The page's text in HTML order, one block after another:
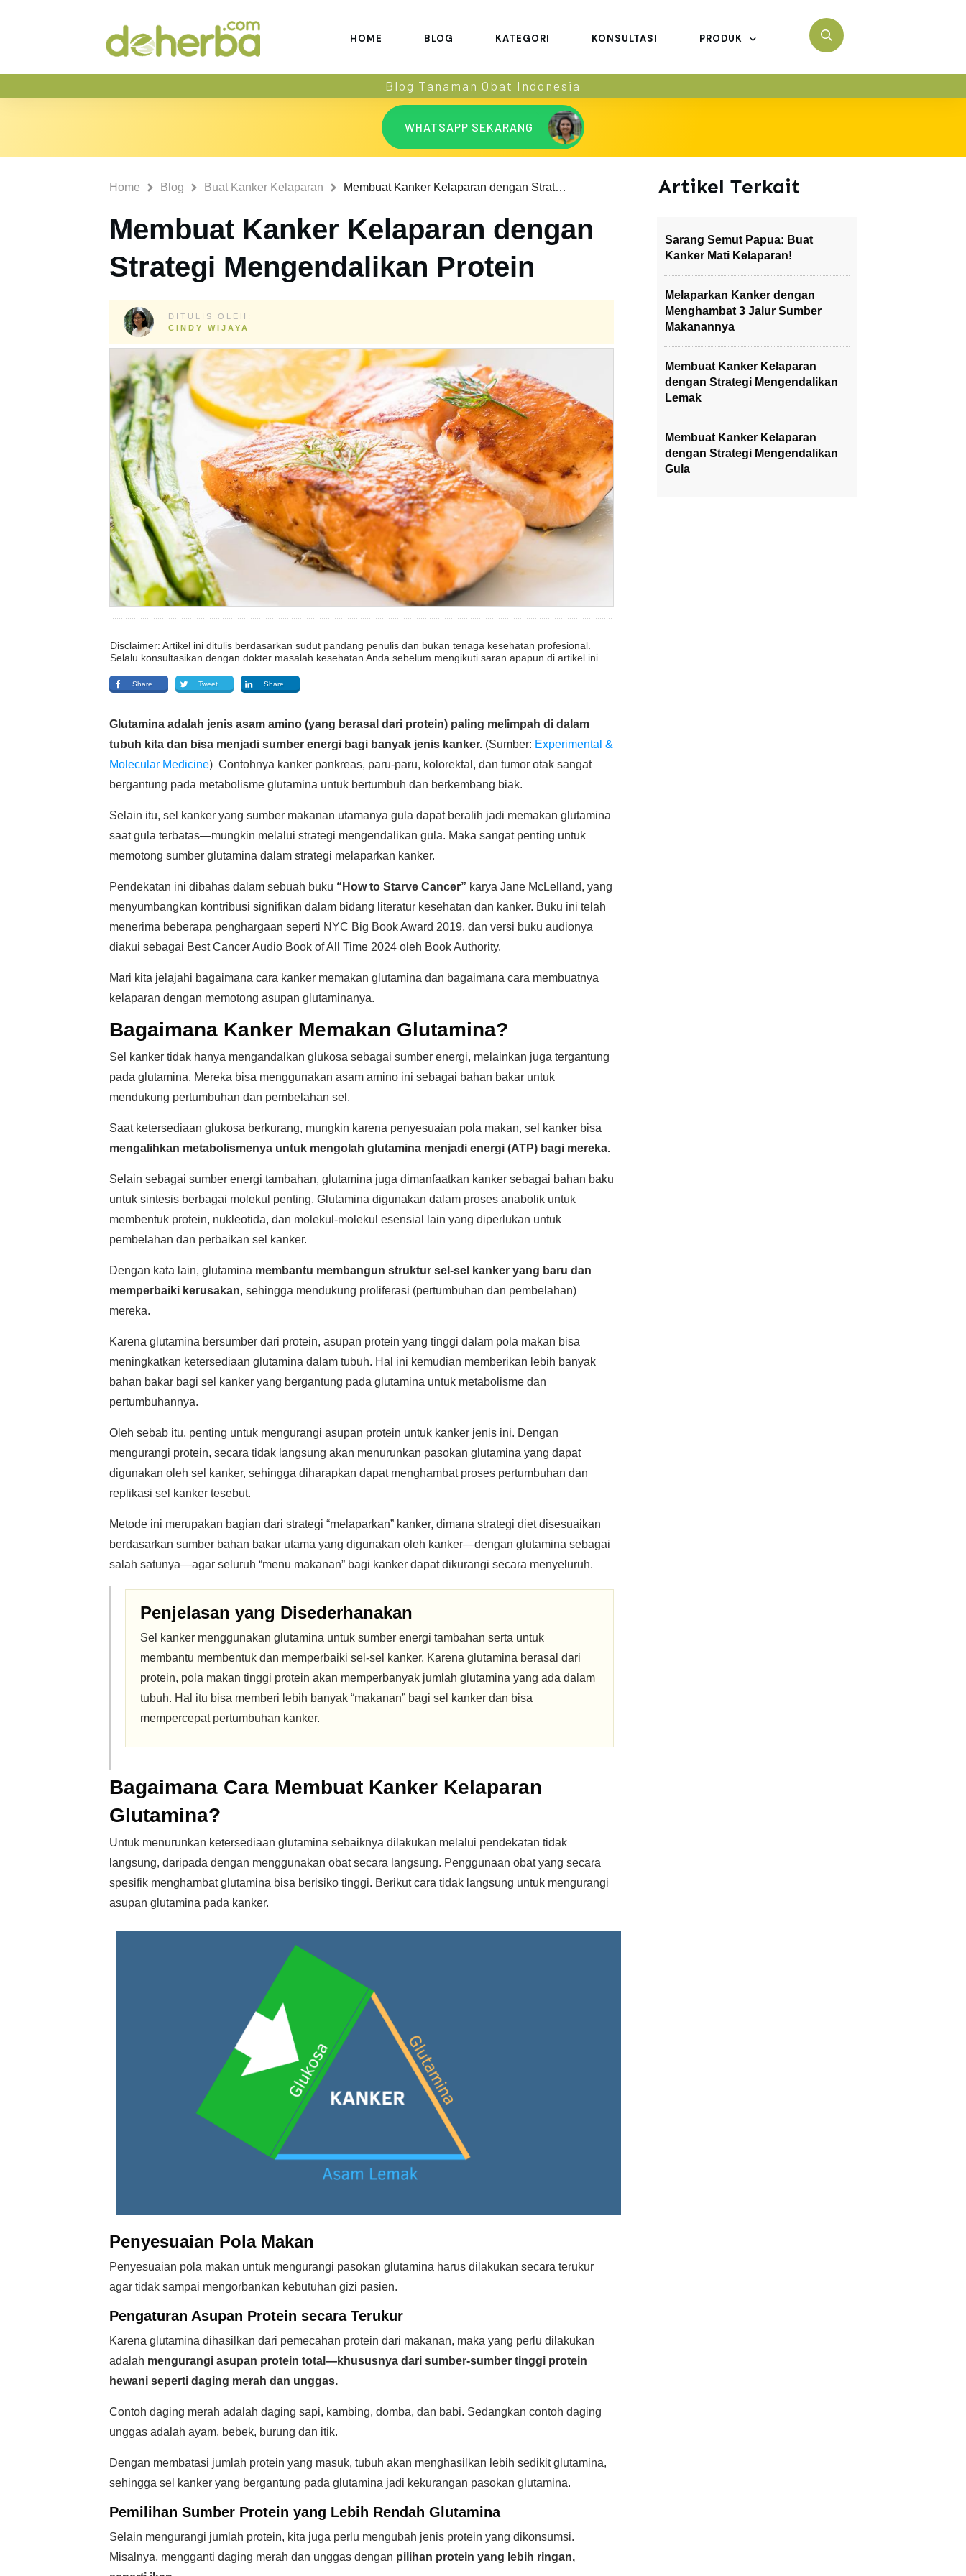
HOME BLOG KATEGORI KONSULTASI PRODUK
Blog Tanaman Obat Indonesia
WHATSAPP SEKARANG
Home Blog Buat Kanker Kelaparan Membuat Kanker Kelaparan dengan Strategi Mengendalikan Protein
Membuat Kanker Kelaparan dengan
Strategi Mengendalikan Protein
DITULIS OLEH:
CINDY WIJAYA
Disclaimer: Artikel ini ditulis berdasarkan sudut pandang penulis dan bukan tenaga kesehatan profesional.
Selalu konsultasikan dengan dokter masalah kesehatan Anda sebelum mengikuti saran apapun di artikel ini.
Share Tweet Share
Glutamina adalah jenis asam amino (yang berasal dari protein) paling melimpah di dalam
tubuh kita dan bisa menjadi sumber energi bagi banyak jenis kanker. (Sumber: Experimental &
Molecular Medicine) Contohnya kanker pankreas, paru-paru, kolorektal, dan tumor otak sangat
bergantung pada metabolisme glutamina untuk bertumbuh dan berkembang biak.
Selain itu, sel kanker yang sumber makanan utamanya gula dapat beralih jadi memakan glutamina
saat gula terbatas—mungkin melalui strategi mengendalikan gula. Maka sangat penting untuk
memotong sumber glutamina dalam strategi melaparkan kanker.
Pendekatan ini dibahas dalam sebuah buku “How to Starve Cancer” karya Jane McLelland, yang
menyumbangkan kontribusi signifikan dalam bidang literatur kesehatan dan kanker. Buku ini telah
menerima beberapa penghargaan seperti NYC Big Book Award 2019, dan versi buku audionya
diakui sebagai Best Cancer Audio Book of All Time 2024 oleh Book Authority.
Mari kita jelajahi bagaimana cara kanker memakan glutamina dan bagaimana cara membuatnya
kelaparan dengan memotong asupan glutaminanya.
Bagaimana Kanker Memakan Glutamina?
Sel kanker tidak hanya mengandalkan glukosa sebagai sumber energi, melainkan juga tergantung
pada glutamina. Mereka bisa menggunakan asam amino ini sebagai bahan bakar untuk
mendukung pertumbuhan dan pembelahan sel.
Saat ketersediaan glukosa berkurang, mungkin karena penyesuaian pola makan, sel kanker bisa
mengalihkan metabolismenya untuk mengolah glutamina menjadi energi (ATP) bagi mereka.
Selain sebagai sumber energi tambahan, glutamina juga dimanfaatkan kanker sebagai bahan baku
untuk sintesis berbagai molekul penting. Glutamina digunakan dalam proses anabolik untuk
membentuk protein, nukleotida, dan molekul-molekul esensial lain yang diperlukan untuk
pembelahan dan perbaikan sel kanker.
Dengan kata lain, glutamina membantu membangun struktur sel-sel kanker yang baru dan
memperbaiki kerusakan, sehingga mendukung proliferasi (pertumbuhan dan pembelahan)
mereka.
Karena glutamina bersumber dari protein, asupan protein yang tinggi dalam pola makan bisa
meningkatkan ketersediaan glutamina dalam tubuh. Hal ini kemudian memberikan lebih banyak
bahan bakar bagi sel kanker yang bergantung pada glutamina untuk metabolisme dan
pertumbuhannya.
Oleh sebab itu, penting untuk mengurangi asupan protein untuk kanker jenis ini. Dengan
mengurangi protein, secara tidak langsung akan menurunkan pasokan glutamina yang dapat
digunakan oleh sel kanker, sehingga diharapkan dapat menghambat proses pertumbuhan dan
replikasi sel kanker tesebut.
Metode ini merupakan bagian dari strategi “melaparkan” kanker, dimana strategi diet disesuaikan
berdasarkan sumber bahan bakar utama yang digunakan oleh kanker—dengan glutamina sebagai
salah satunya—agar seluruh “menu makanan” bagi kanker dapat dikurangi secara menyeluruh.
Penjelasan yang Disederhanakan
Sel kanker menggunakan glutamina untuk sumber energi tambahan serta untuk
membantu membentuk dan memperbaiki sel-sel kanker. Karena glutamina berasal dari
protein, pola makan tinggi protein akan memperbanyak jumlah glutamina yang ada dalam
tubuh. Hal itu bisa memberi lebih banyak “makanan” bagi sel kanker dan bisa
mempercepat pertumbuhan kanker.
Bagaimana Cara Membuat Kanker Kelaparan
Glutamina?
Untuk menurunkan ketersediaan glutamina sebaiknya dilakukan melalui pendekatan tidak
langsung, daripada dengan menggunakan obat secara langsung. Penggunaan obat yang secara
spesifik menghambat glutamina bisa berisiko tinggi. Berikut cara tidak langsung untuk mengurangi
asupan glutamina pada kanker.
Penyesuaian Pola Makan
Penyesuaian pola makan untuk mengurangi pasokan glutamina harus dilakukan secara terukur
agar tidak sampai mengorbankan kebutuhan gizi pasien.
Pengaturan Asupan Protein secara Terukur
Karena glutamina dihasilkan dari pemecahan protein dari makanan, maka yang perlu dilakukan
adalah mengurangi asupan protein total—khususnya dari sumber-sumber tinggi protein
hewani seperti daging merah dan unggas.
Contoh daging merah adalah daging sapi, kambing, domba, dan babi. Sedangkan contoh daging
unggas adalah ayam, bebek, burung dan itik.
Dengan membatasi jumlah protein yang masuk, tubuh akan menghasilkan lebih sedikit glutamina,
sehingga sel kanker yang bergantung pada glutamina jadi kekurangan pasokan glutamina.
Pemilihan Sumber Protein yang Lebih Rendah Glutamina
Selain mengurangi jumlah protein, kita juga perlu mengubah jenis protein yang dikonsumsi.
Misalnya, mengganti daging merah dan unggas dengan pilihan protein yang lebih ringan,
Artikel Terkait
Sarang Semut Papua: Buat
Kanker Mati Kelaparan!
Melaparkan Kanker dengan
Menghambat 3 Jalur Sumber
Makanannya
Membuat Kanker Kelaparan
dengan Strategi Mengendalikan
Lemak
Membuat Kanker Kelaparan
dengan Strategi Mengendalikan
Gula